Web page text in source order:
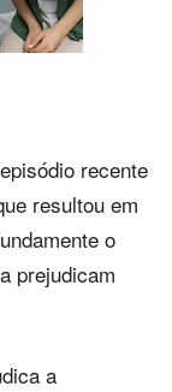
recente
resultou em
o
prejudicam
a